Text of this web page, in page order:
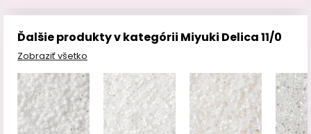
Ďalšie produkty v kategórii Miyuki Delica 11/0
Zobraziť všetko